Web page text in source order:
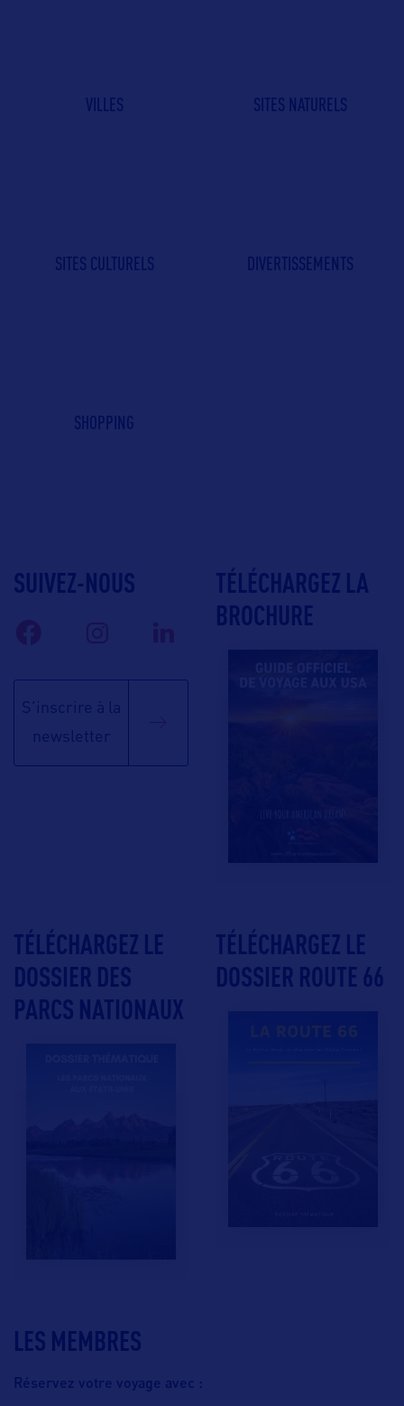
VILLES SITES NATURELS
SITES CULTURELS DIVERTISSEMENTS
SHOPPING
LES MEMBRES
Réservez votre voyage avec :
SUIVEZ-NOUS
S'inscrire à la
newsletter
TÉLÉCHARGEZ LA
BROCHURE
TÉLÉCHARGEZ LE
DOSSIER DES
PARCS NATIONAUX
TÉLÉCHARGEZ LE
DOSSIER ROUTE 66